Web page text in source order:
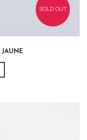
SOLD OUT
JAUNE